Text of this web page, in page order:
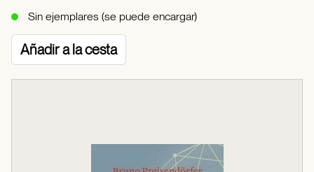
Sin ejemplares (se puede encargar)
Añadir a la cesta